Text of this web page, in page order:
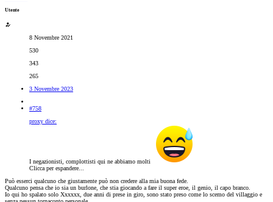
Utente
8 Novembre 2021
530
343
265
3 Novembre 2023
#758
proxy dice:
I negazionisti, complottisti qui ne abbiamo molti
Clicca per espandere...
Può esserci qualcuno che giustamente può non credere alla mia buona fede.
Qualcuno pensa che io sia un burlone, che stia giocando a fare il super eroe, il genio, il capo branco.
Io qui ho spalato solo Xxxxxx, due anni di prese in giro, sono stato preso come lo scemo del villaggio e